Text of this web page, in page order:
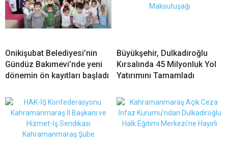
Onikişubat Belediyesi’nin
Gündüz Bakımevi’nde yeni
dönemin ön kayıtları başladı
Büyükşehir, Dulkadiroğlu
Kırsalında 45 Milyonluk Yol
Yatırımını Tamamladı